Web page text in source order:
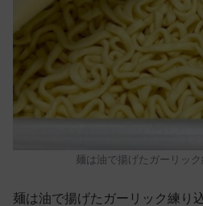
麺は油で揚げたガーリッ
麺は油で揚げたガーリック練り